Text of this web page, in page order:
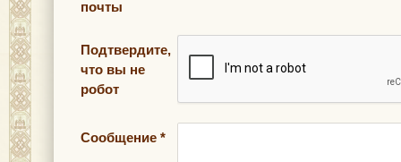
почты
Подтвердите,
что вы не
робот
Сообщение *